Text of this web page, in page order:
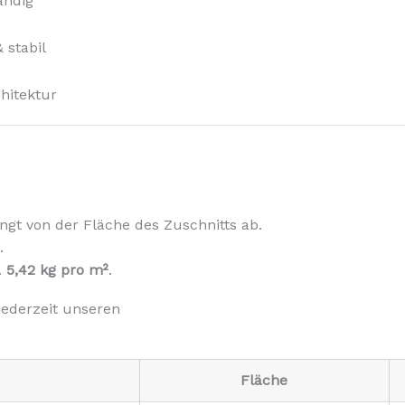
stabil
von der Fläche des Zuschnitts ab.
.
5,42 kg pro m².
unseren
Fläche